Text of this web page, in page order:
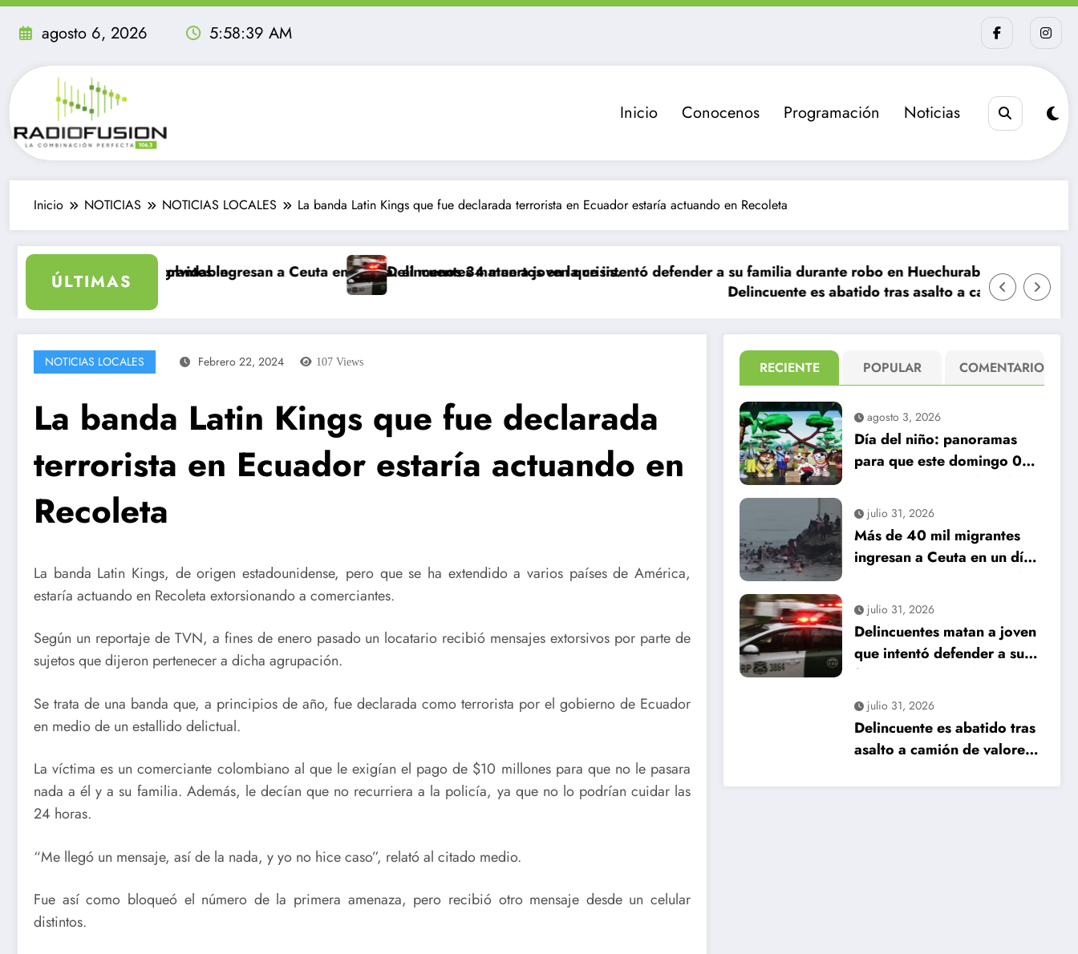
Saltar
agosto 6, 2026 5:58:40 AM
Inicio Conocenos Programación Noticias
Inicio NOTICIAS NOTICIAS LOCALES La banda Latin Kings que fue declarada terrorista en Ecuador estaría actuando en Recoleta
ÚLTIMAS
agosto, sea inolvidable
de 40 mil migrantes ingresan a Ceuta en un día: al menos 34 muertos en la crisis.Delincuentes matan a joven que intentó defender a su familia durante robo en Huechuraba
Delincuente es abatido tras asalto a camión de valores en
La
NOTICIAS LOCALES Febrero 22, 2024 107 Views
La banda Latin Kings que fue declarada
terrorista en Ecuador estaría actuando en
Recoleta
La banda Latin Kings, de origen estadounidense, pero que se ha extendido a varios países de América,
estaría actuando en Recoleta extorsionando a comerciantes.
Según un reportaje de TVN, a fines de enero pasado un locatario recibió mensajes extorsivos por parte de
sujetos que dijeron pertenecer a dicha agrupación.
Se trata de una banda que, a principios de año, fue declarada como terrorista por el gobierno de Ecuador
en medio de un estallido delictual.
La víctima es un comerciante colombiano al que le exigían el pago de $10 millones para que no le pasara
nada a él y a su familia. Además, le decían que no recurriera a la policía, ya que no lo podrían cuidar las
24 horas.
“Me llegó un mensaje, así de la nada, y yo no hice caso”, relató al citado medio.
Fue así como bloqueó el número de la primera amenaza, pero recibió otro mensaje desde un celular
distintos.
RECIENTE POPULAR COMENTARIO
agosto 3, 2026
Día del niño: panoramas
para que este domingo 09
julio 31, 2026
Más de 40 mil migrantes
ingresan a Ceuta en un día:
crisis.
julio 31, 2026
Delincuentes matan a joven
que intentó defender a su
familia durante robo en
Huechuraba
julio 31, 2026
Delincuente es abatido tras
asalto a camión de valores